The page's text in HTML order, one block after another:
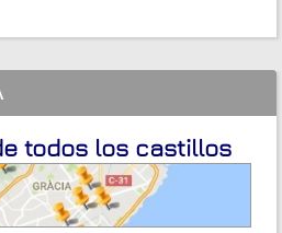
todos los castillos